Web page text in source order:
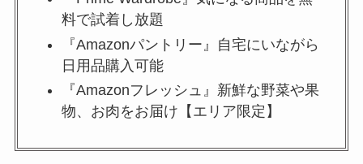
料で試着し放題
『Amazonパントリー』自宅にいながら
日用品購入可能
『Amazonフレッシュ』新鮮な野菜や果
物、お肉をお届け【エリア限定】